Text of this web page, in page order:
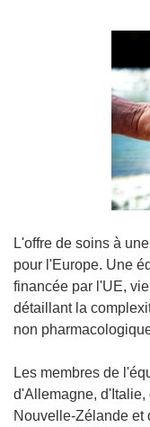
L'offre de soins à
pour l'Europe. Une
financée par l'UE,
détaillant la
non
Les membres de
d'Allemagne,
Nouvelle-Zélande et